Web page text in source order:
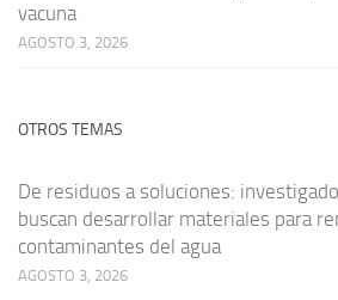
vacuna
AGOSTO 3, 2026
OTROS TEMAS
De residuos a soluciones:
buscan desarrollar materiales para
contaminantes del agua
AGOSTO 3, 2026